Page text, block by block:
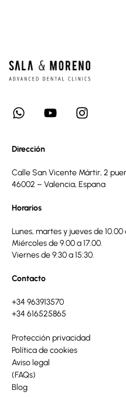
Dirección
Calle San Vicente Mártir, 2
46002 – Valencia, Espana
Horarios
Lunes, martes y jueves de 10.00
Miércoles de 9.00 a 17.00.
Viernes de 9:30 a 15:30.
Contacto
+34 963913570
+34 616525865
Protección privacidad
Política de cookies
Aviso legal
(FAQs)
Blog